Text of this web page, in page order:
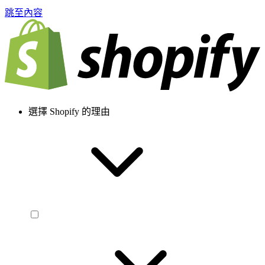
跳至內容
選擇 Shopify 的理由